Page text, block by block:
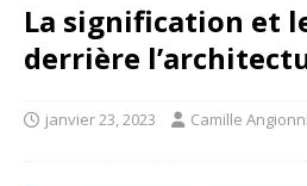
La signification et
derrière
janvier 23, 2023 Camille Angionni